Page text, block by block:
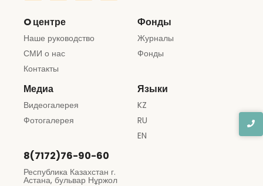
O центре
Наше руководство
СМИ о нас
Контакты
Фонды
Журналы
Фонды
Медиа
Видеогалерея
Фотогалерея
Языки
KZ
RU
EN
8(7172)76-90-60
Республика Казахстан г.
Астана, бульвар Нұржол